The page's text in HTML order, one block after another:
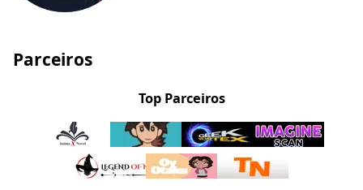
Parceiros
Top Parceiros